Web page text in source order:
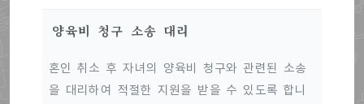
양육비 청구 소송 대리
혼인 취소 후 자녀의 양육비 청구와 관련된 소송
을 대리하여 적절한 지원을 받을 수 있도록 합니